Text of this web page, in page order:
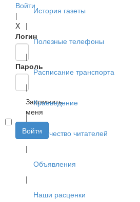
Войти
|
X
Логин
Пароль
Запомнить
меня
Войти
История газеты
|
Полезные телефоны
|
Расписание транспорта
|
Краеведение
|
Творчество читателей
|
Объявления
|
Наши расценки